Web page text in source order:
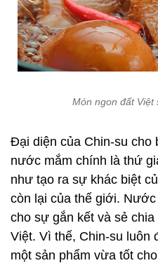
Món ngon đất Việt
Đại diện của Chin-su cho
nước mắm chính là thứ
như tạo ra sự khác biệt
còn lại của thế giới.
cho sự gắn kết và sẻ
Việt. Vì thế, Chin-su luôn
một sản phẩm vừa tốt